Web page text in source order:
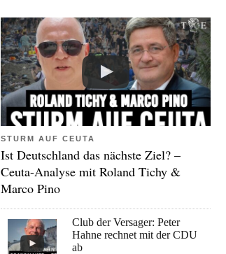
STURM AUF CEUTA
Ist Deutschland das nächste Ziel? –
Ceuta-Analyse mit Roland Tichy &
Marco Pino
Club der Versager: Peter
Hahne rechnet mit der CDU
ab